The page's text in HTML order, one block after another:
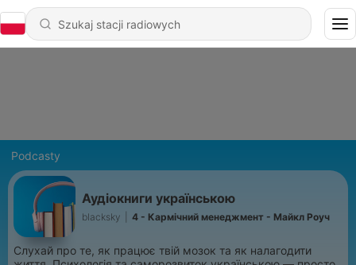
Podcasty
Аудіокниги українською
blacksky 4 - Кармічний менеджмент - Майкл Роуч
Слухай про те, як працює твій мозок та як налагодити